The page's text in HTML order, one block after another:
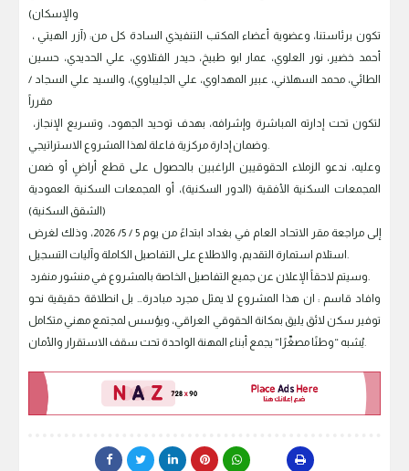
والإسكان)
أحمد خضير، نور العلوي، عمار ابو طبيخ، حيدر الفتلاوي، علي الحديدي، حسين
الطائي، محمد السهلاني، عبير المهداوي، علي الجليباوي)، والسيد علي السجاد /
وضمان إدارة مركزية فاعلة لهذا المشروع الاستراتيجي.
وعليه، ندعو الزملاء الحقوقيين الراغبين بالحصول على قطع أراضٍ أو ضمن
المجمعات السكنية الأفقية (الدور السكنية)، أو المجمعات السكنية العمودية
(الشقق السكنية)
إلى مراجعة مقر الاتحاد العام في بغداد ابتداءً من يوم 5 / 5/ 2026، وذلك لغرض
استلام استمارة التقديم، والاطلاع على التفاصيل الكاملة وآليات التسجيل.
وسيتم لاحقاً الإعلان عن جميع التفاصيل الخاصة بالمشروع في منشور منفرد.
وافاد قاسم : ان هذا المشروع لا يمثل مجرد مبادرة… بل انطلاقة حقيقية نحو
توفير سكن لائق يليق بمكانة الحقوقي العراقي، ويؤسس لمجتمع مهني متكامل
يُشبه “وطنًا مصغّرًا” يجمع أبناء المهنة الواحدة تحت سقف الاستقرار والأمان.